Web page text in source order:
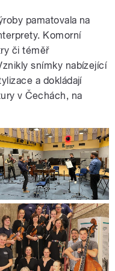
pamatovala na
Komorní
či téměř
snímky nabízející
a dokládají
v Čechách, na